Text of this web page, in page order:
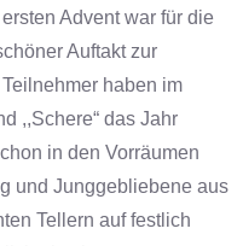
Advent war für die
Auftakt zur
haben im
,,Schere“ das Jahr
in den Vorräumen
und Junggebliebene aus
Tellern auf festlich